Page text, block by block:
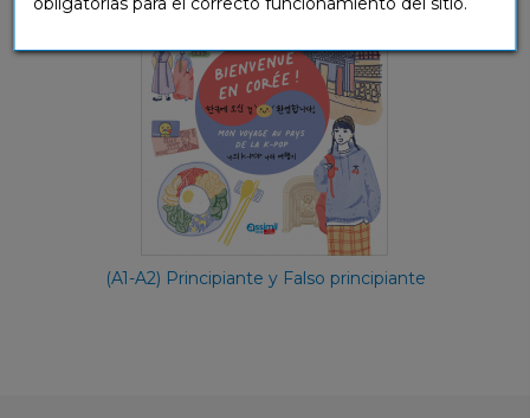
(A1-A2) Principiante y Falso principiante